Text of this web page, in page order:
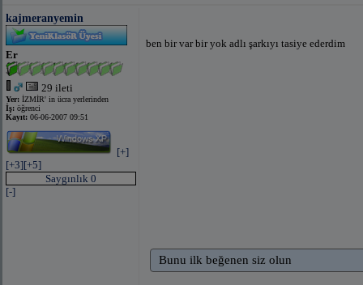
kajmeranyemin
Er
29 ileti
Yer: İZMİR' in ücra yerlerinden
İş: öğrenci
Kayıt: 06-06-2007 09:51
[+]
[+3][+5]
Saygınlık 0
[-]
ben bir var bir yok adlı şarkıyı tasiye ederdim
Bunu ilk beğenen siz olun